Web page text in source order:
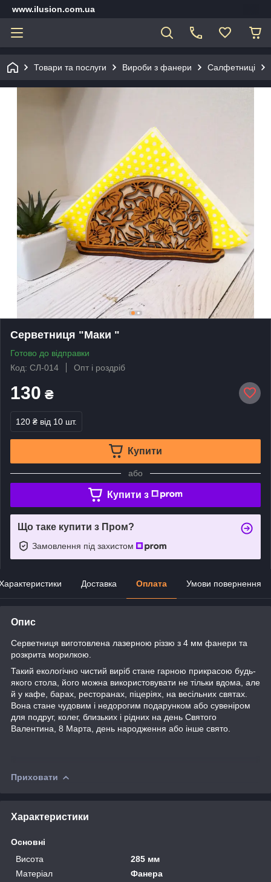
www.ilusion.com.ua
Товари та послуги Вироби з фанери Салфетниці
Серветниця "Маки "
Готово до відправки
Код: СЛ-014
Опт і роздріб
130 ₴
120 ₴ від 10 шт.
Купити
або
Купити з
Що таке купити з Пром?
Замовлення під захистом
Доставка Оплата Умови повернення
Опис
Серветниця виготовлена лазерною різзю з 4 мм фанери та
розкрита морилкою.
Такий екологічно чистий виріб стане гарною прикрасою будь-
якого стола, його можна використовувати не тільки вдома, але
й у кафе, барах, ресторанах, піцеріях, на весільних святах.
Вона стане чудовим і недорогим подарунком або сувеніром
для подруг, колег, близьких і рідних на день Святого
Валентина, 8 Марта, день народження або інше свято.
Приховати
Характеристики
Основні
Висота
285 мм
Матеріал
Фанера